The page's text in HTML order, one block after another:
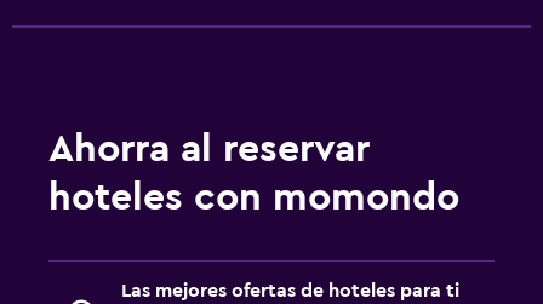
Ahorra al reservar
hoteles con momondo
Las mejores ofertas de hoteles para ti